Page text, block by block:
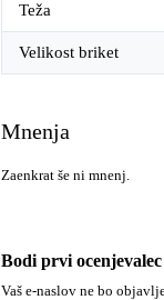
Teža
Velikost briket
Mnenja
Zaenkrat še ni mnenj.
Bodi prvi
Vaš e-naslov ne bo